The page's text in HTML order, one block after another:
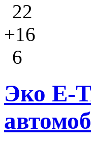
22
+16
6
Эко E-